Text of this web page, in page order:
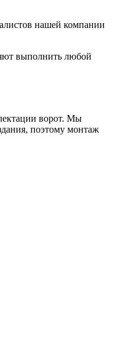
нашей компании
выполнить любой
ворот. Мы
поэтому монтаж